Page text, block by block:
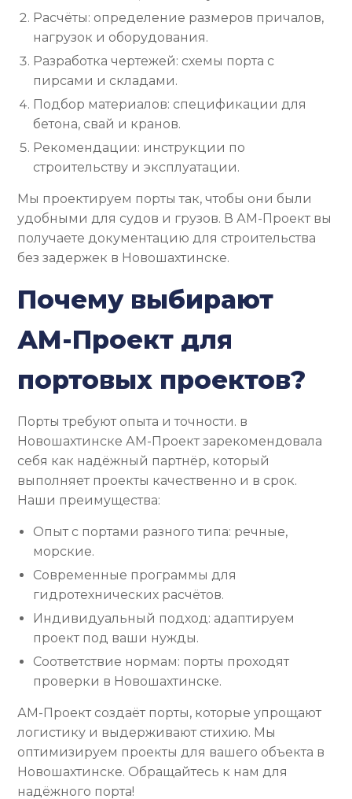
Расчёты: определение размеров причалов,
нагрузок и оборудования.
Разработка чертежей: схемы порта с
пирсами и складами.
Подбор материалов: спецификации для
бетона, свай и кранов.
Рекомендации: инструкции по
строительству и эксплуатации.
Мы проектируем порты так, чтобы они были
удобными для судов и грузов. В АМ-Проект вы
получаете документацию для строительства
без задержек в Новошахтинске.
Почему выбирают
АМ-Проект для
портовых проектов?
Порты требуют опыта и точности. в
Новошахтинске АМ-Проект зарекомендовала
себя как надёжный партнёр, который
выполняет проекты качественно и в срок.
Наши преимущества:
Опыт с портами разного типа: речные,
морские.
Современные программы для
гидротехнических расчётов.
Индивидуальный подход: адаптируем
проект под ваши нужды.
Соответствие нормам: порты проходят
проверки в Новошахтинске.
АМ-Проект создаёт порты, которые упрощают
логистику и выдерживают стихию. Мы
оптимизируем проекты для вашего объекта в
Новошахтинске. Обращайтесь к нам для
надёжного порта!